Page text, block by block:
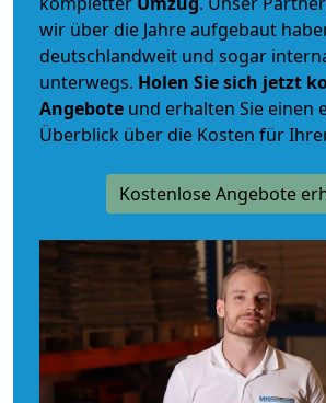
wir über die Jahre aufgebaut
deutschlandweit und sogar
unterwegs. Holen Sie sich jetzt
Angebote und erhalten Sie einen
Überblick über die Kosten für
Kostenlose Angebote